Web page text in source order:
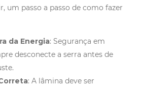
um passo a passo de como fazer
da Energia: Segurança em
desconecte a serra antes de
: A lâmina deve ser